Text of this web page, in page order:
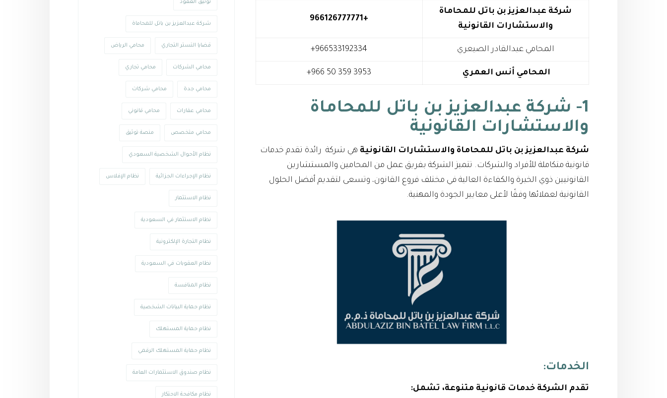
شركة عبدالعزيز بن باتل للمحاماة
والاستشارات القانونية
+966126777771
المحامي عبدالقادر الصيعري
المحامي أنس العمري
1- شركة عبدالعزيز بن باتل للمحاماة
والاستشارات القانونية
شركة عبدالعزيز بن باتل للمحاماة والاستشارات القانونية هي شركة رائدة تقدم خدمات
قانونية متكاملة للأفراد والشركات. تتميز الشركة بفريق عمل من المحامين والمستشارين
القانونيين ذوي الخبرة والكفاءة العالية في مختلف فروع القانون، وتسعى لتقديم أفضل الحلول
القانونية لعملائها وفقًا لأعلى معايير الجودة والمهنية.
الخدمات:
تقدم الشركة خدمات قانونية متنوعة، تشمل:
توثيق العقود
شركة عبدالعزيز بن باتل للمحاماة
قضايا التستر التجاري محامي الرياض
محامي الشركات محامي تجاري
محامي جدة محامي شركات
محامي عقارات محامي قانوني
محامي متخصص منصة توثيق
نظام الأحوال الشخصية السعودي
نظام الإجراءات الجزائية نظام الإفلاس
نظام الاستثمار
نظام الاستثمار في السعودية
نظام التجارة الإلكترونية
نظام العقوبات في السعودية
نظام المنافسة
نظام حماية البيانات الشخصية
نظام حماية المستهلك
نظام حماية المستهلك الرقمي
نظام صندوق الاستثمارات العامة
نظام مكافحة الاحتكار